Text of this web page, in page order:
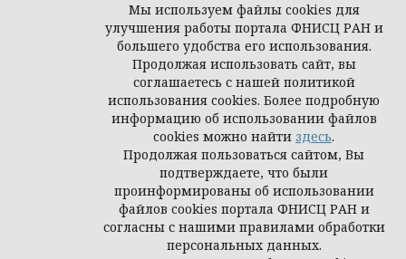
Политика конфиденциальности персональных
© Социологическая наука и социальная практика,
Мы используем файлы cookies для
улучшения работы портала ФНИСЦ РАН и
большего удобства его использования.
Продолжая использовать сайт, вы
соглашаетесь с нашей политикой
использования cookies. Более подробную
информацию об использовании файлов
cookies можно найти здесь.
Продолжая пользоваться сайтом, Вы
подтверждаете, что были
проинформированы об использовании
файлов cookies портала ФНИСЦ РАН и
согласны с нашими правилами обработки
персональных данных.